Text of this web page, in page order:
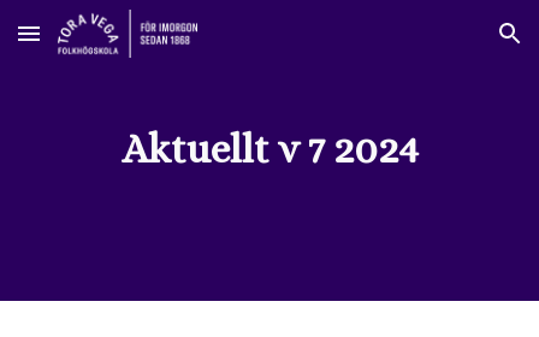
Skip to main content Skip to navigation
Aktuellt v 7 2024